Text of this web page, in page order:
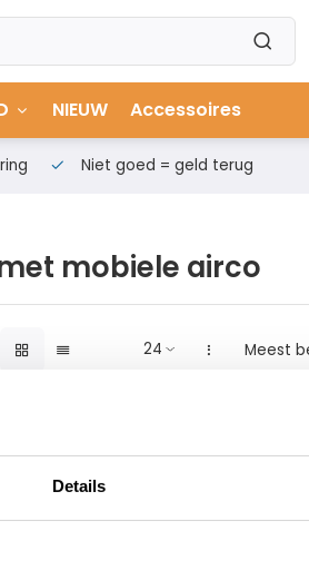
Details
NIEUW Accessoires
Niet goed = geld terug
mobiele airco
Meest